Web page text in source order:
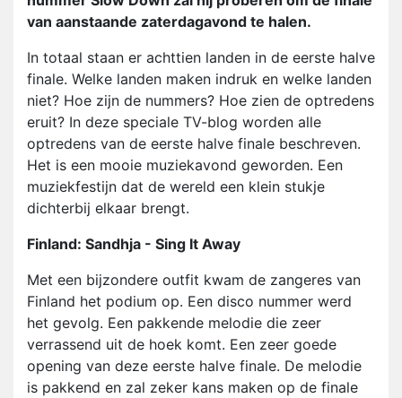
van aanstaande zaterdagavond te halen.
In totaal staan er achttien landen in de eerste halve
finale. Welke landen maken indruk en welke landen
niet? Hoe zijn de nummers? Hoe zien de optredens
eruit? In deze speciale TV-blog worden alle
optredens van de eerste halve finale beschreven.
Het is een mooie muziekavond geworden. Een
muziekfestijn dat de wereld een klein stukje
dichterbij elkaar brengt.
Finland: Sandhja - Sing It Away
Met een bijzondere outfit kwam de zangeres van
Finland het podium op. Een disco nummer werd
het gevolg. Een pakkende melodie die zeer
verrassend uit de hoek komt. Een zeer goede
opening van deze eerste halve finale. De melodie
is pakkend en zal zeker kans maken op de finale